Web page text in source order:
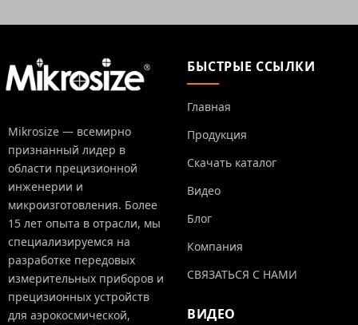
Mikrosize — всемирно
признанный лидер в
области прецизионной
инженерии и
микроизготовления. Более
15 лет опыта в отрасли, мы
специализируемся на
разработке передовых
измерительных приборов и
прецизионных устройств
для аэрокосмической,
БЫСТРЫЕ ССЫЛКИ
Главная
Продукция
Скачать каталог
Видео
Блог
Компания
СВЯЗАТЬСЯ С НАМИ
ВИДЕО